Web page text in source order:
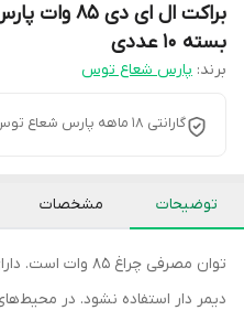
براکت ال
بسته 10 عددی
برند: پارس شعاع توس
گارانتی 18 ماهه پارس شعاع توس
توضیحات مشخصات
توان مصرفی چراغ